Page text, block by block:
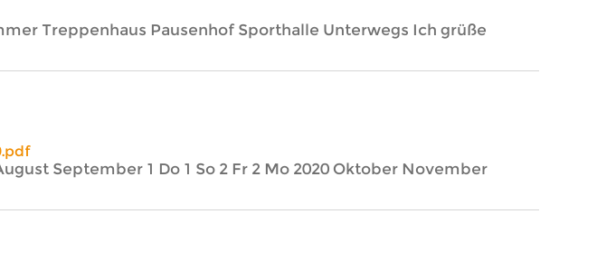
Treppenhaus Pausenhof Sporthalle Unterwegs Ich grüße
September 1 Do 1 So 2 Fr 2 Mo 2020 Oktober November